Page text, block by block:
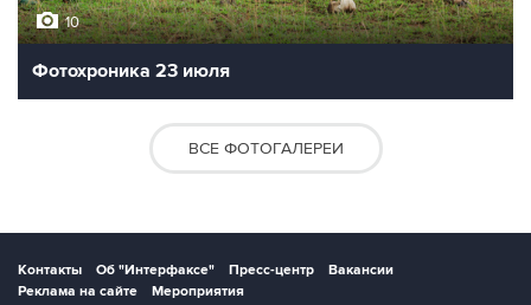
10
Фотохроника 23 июля
ВСЕ ФОТОГАЛЕРЕИ
Контакты Об "Интерфаксе" Пресс-центр
Вакансии
Реклама на сайте
Мероприятия